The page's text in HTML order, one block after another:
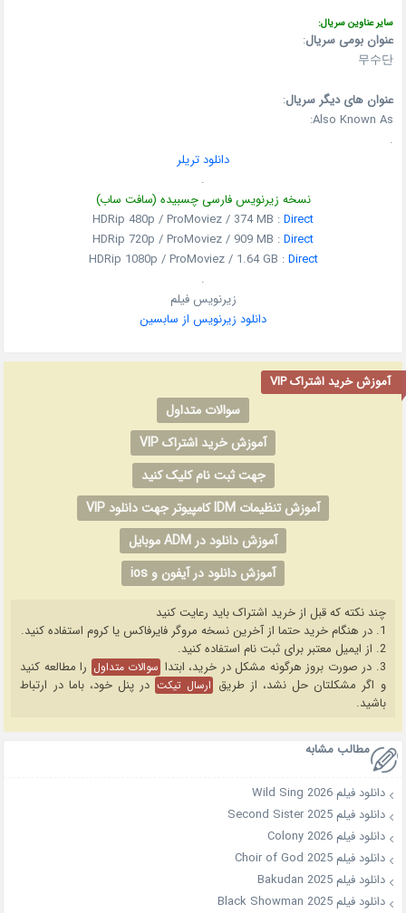
سایر عناوین سریال:
عنوان بومی سریال:
무수단
عنوان های دیگر سریال:
Also Known As:
.
دانلود تریلر
.
نسخه زیرنویس فارسی چسبیده (سافت ساب)
HDRip 480p / ProMoviez / 374 MB :Direct
HDRip 720p / ProMoviez / 909 MB :Direct
HDRip 1080p / ProMoviez / 1.64 GB :Direct
.
زیرنویس فیلم
دانلود زیرنویس از سابسین
آموزش خرید اشتراک VIP
سوالات متداول
آموزش خرید اشتراک VIP
جهت ثبت نام کلیک کنید
آموزش تنظیمات IDM کامپیوتر جهت دانلود VIP
آموزش دانلود در ADM موبایل
آموزش دانلود در آیفون و ios
چند نکته که قبل از خرید اشتراک باید رعایت کنید
1. در هنگام خرید حتما از آخرین نسخه مروگر فایرفاکس یا کروم استفاده کنید.
2. از ایمیل معتبر برای ثبت نام استفاده کنید.
3. در صورت بروز هرگونه مشکل در خرید، ابتدا
سوالات متداول را مطالعه کنید
و اگر مشکلتان حل نشد، از طریق ارسال تیکت در پنل خود، باما در ارتباط
باشید.
مطالب مشابه
دانلود فیلم Wild Sing 2026
دانلود فیلم Second Sister 2025
دانلود فیلم Colony 2026
دانلود فیلم Choir of God 2025
دانلود فیلم Bakudan 2025
دانلود فیلم Black Showman 2025